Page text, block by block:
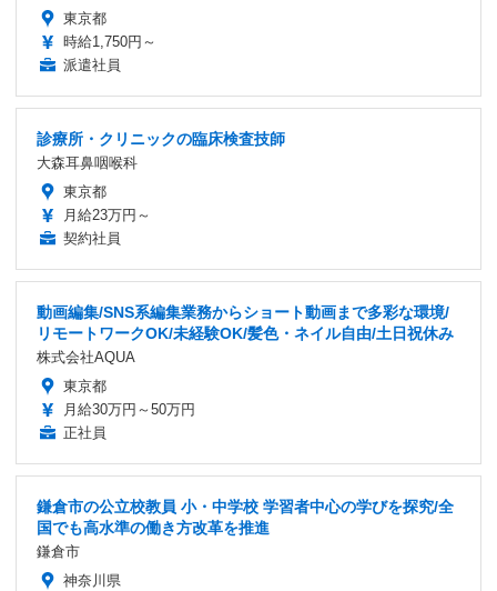
東京都
時給1,750円～
派遣社員
診療所・クリニックの臨床検査技師
大森耳鼻咽喉科
東京都
月給23万円～
契約社員
動画編集/SNS系編集業務からショート動画まで多彩な環境/
リモートワークOK/未経験OK/髪色・ネイル自由/土日祝休み
株式会社AQUA
東京都
月給30万円～50万円
正社員
鎌倉市の公立校教員 小・中学校 学習者中心の学びを探究/全
国でも高水準の働き方改革を推進
鎌倉市
神奈川県